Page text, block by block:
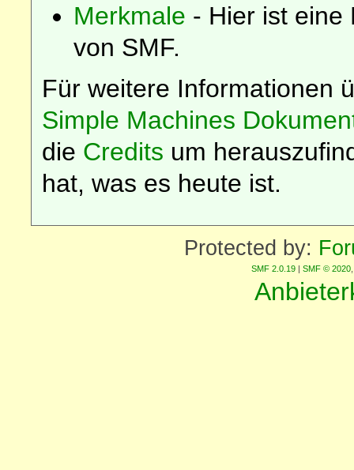
Merkmale - Hier ist eine
von SMF.
Für weitere Informationen
Simple Machines
die Credits um
hat, was es heute ist.
Protected by:
SMF 2.0.19 | SMF © 2020